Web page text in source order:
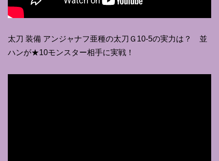
太刀 装備 アンジャナフ亜種の太刀Ｇ10-5の実力は？ 並
ハンが★10モンスター相手に実戦！